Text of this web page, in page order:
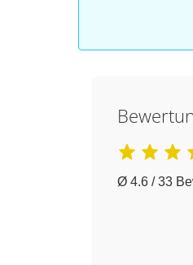
Ø 4.6 / 33